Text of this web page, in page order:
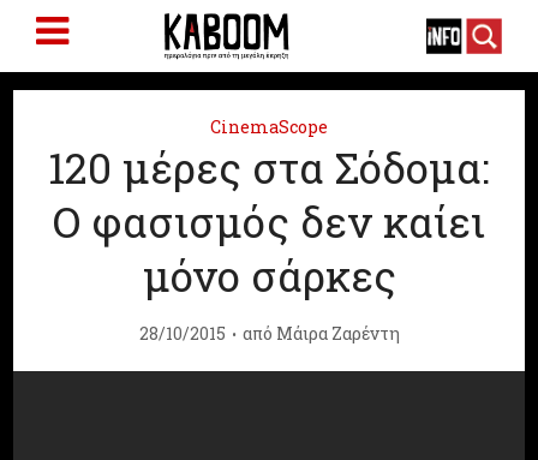
CinemaScope
120 μέρες στα Σόδομα:
Ο φασισμός δεν καίει
μόνο σάρκες
28/10/2015 από Μάιρα Ζαρέντη